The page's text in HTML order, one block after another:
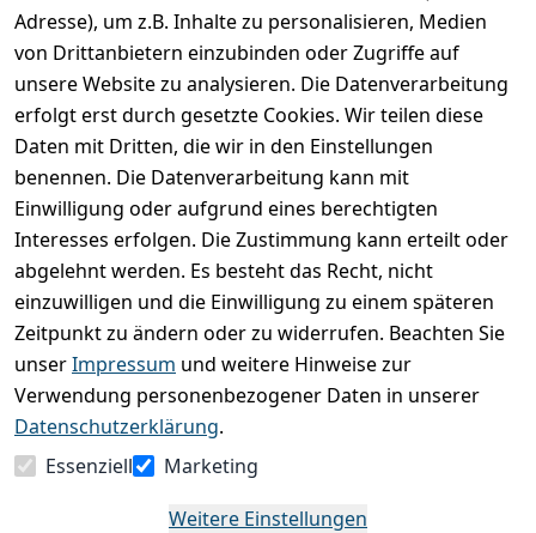
Produktdetails
Kundenrezensionen
Durchschnittliche Bewertung
0
Basierend auf 0 Bewertung(en)
Bewertung abgeben
5
( 0 )
4
( 0 )
3
( 0 )
2
( 0 )
1
Artikel abgegeben
Adresse), um z.B. Inhalte zu personalisieren, Medien
von Drittanbietern einzubinden oder Zugriffe auf
unsere Website zu analysieren. Die Datenverarbeitung
erfolgt erst durch gesetzte Cookies. Wir teilen diese
Daten mit Dritten, die wir in den Einstellungen
benennen. Die Datenverarbeitung kann mit
Einwilligung oder aufgrund eines berechtigten
Interesses erfolgen. Die Zustimmung kann erteilt oder
abgelehnt werden. Es besteht das Recht, nicht
einzuwilligen und die Einwilligung zu einem späteren
Zeitpunkt zu ändern oder zu widerrufen. Beachten Sie
unserImpressum und weitere Hinweise zur
Verwendung personenbezogener Daten in unserer
Datenschutzerklärung.
Essenziell
Marketing
Weitere Einstellungen